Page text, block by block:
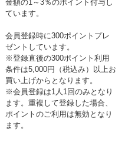
金額の1～3％のポイント付与し
ています。
会員登録時に300ポイントプレ
ゼントしています。
※登録直後の300ポイント利用
条件は5,000円（税込み）以上お
買い上げからとなります。
※会員登録は1人1回のみとなり
ます。重複して登録した場合、
ポイントのご利用は無効となり
ます。